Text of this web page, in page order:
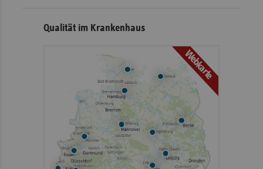
Qualität im Krankenhaus
Webkarte